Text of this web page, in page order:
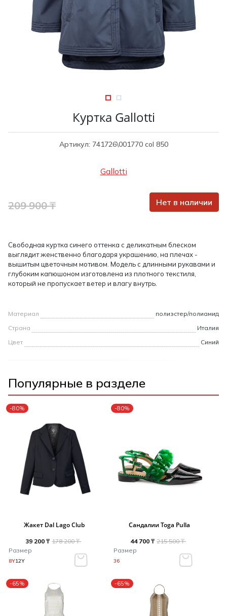
Туники
Спортивная
Топы / Майки
Юбки
Туфли
Шорты
Футболки /
Рубашки /
Туники
Спортивная
Шорты
Куртка Gallotti
Артикул: 741726\001770 col 850
Gallotti
209 900 ₸ Нет в наличии
Свободная куртка синего оттенка с деликатным блеском
выглядит женственно благодаря украшению, на плечах -
вышитым цветочным мотивом. Модель с длинными рукавами и
глубоким капюшоном изготовлена из плотного текстиля,
который не пропускает ветер и влагу внутрь.
Материал
полиэстер/полиамид
Страна
Италия
Цвет
Синий
Популярные в разделе
-80%
Жакет Dal Lago Club
39 200 ₸ 178 200 ₸
Размер
8Y12Y
-80%
Сандалии Toga Pulla
44 700 ₸ 215 500 ₸
Размер
36
-65% -65%